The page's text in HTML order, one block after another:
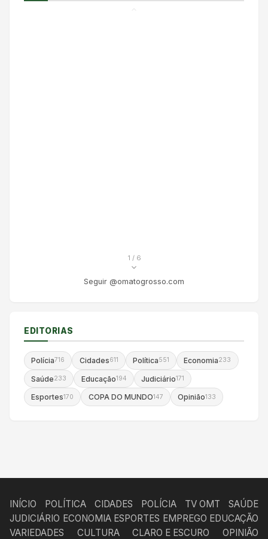
1 / 6
Seguir @omatogrosso.com
EDITORIAS
Polícia716 Cidades611 Política551 Economia233
Saúde233 Educação194 Judiciário171
Esportes170 COPA DO MUNDO147 Opinião133
INÍCIO POLÍTICA CIDADES POLÍCIA TV OMT
SAÚDE
JUDICIÁRIO ECONOMIA ESPORTES EMPREGO EDUCAÇÃO
VARIEDADES
CULTURA CLARO E ESCURO
OPINIÃO